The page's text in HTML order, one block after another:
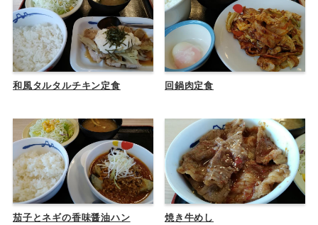
和風タルタルチキン定食 回鍋肉定食
茄子とネギの香味醤油ハン
焼き牛めし